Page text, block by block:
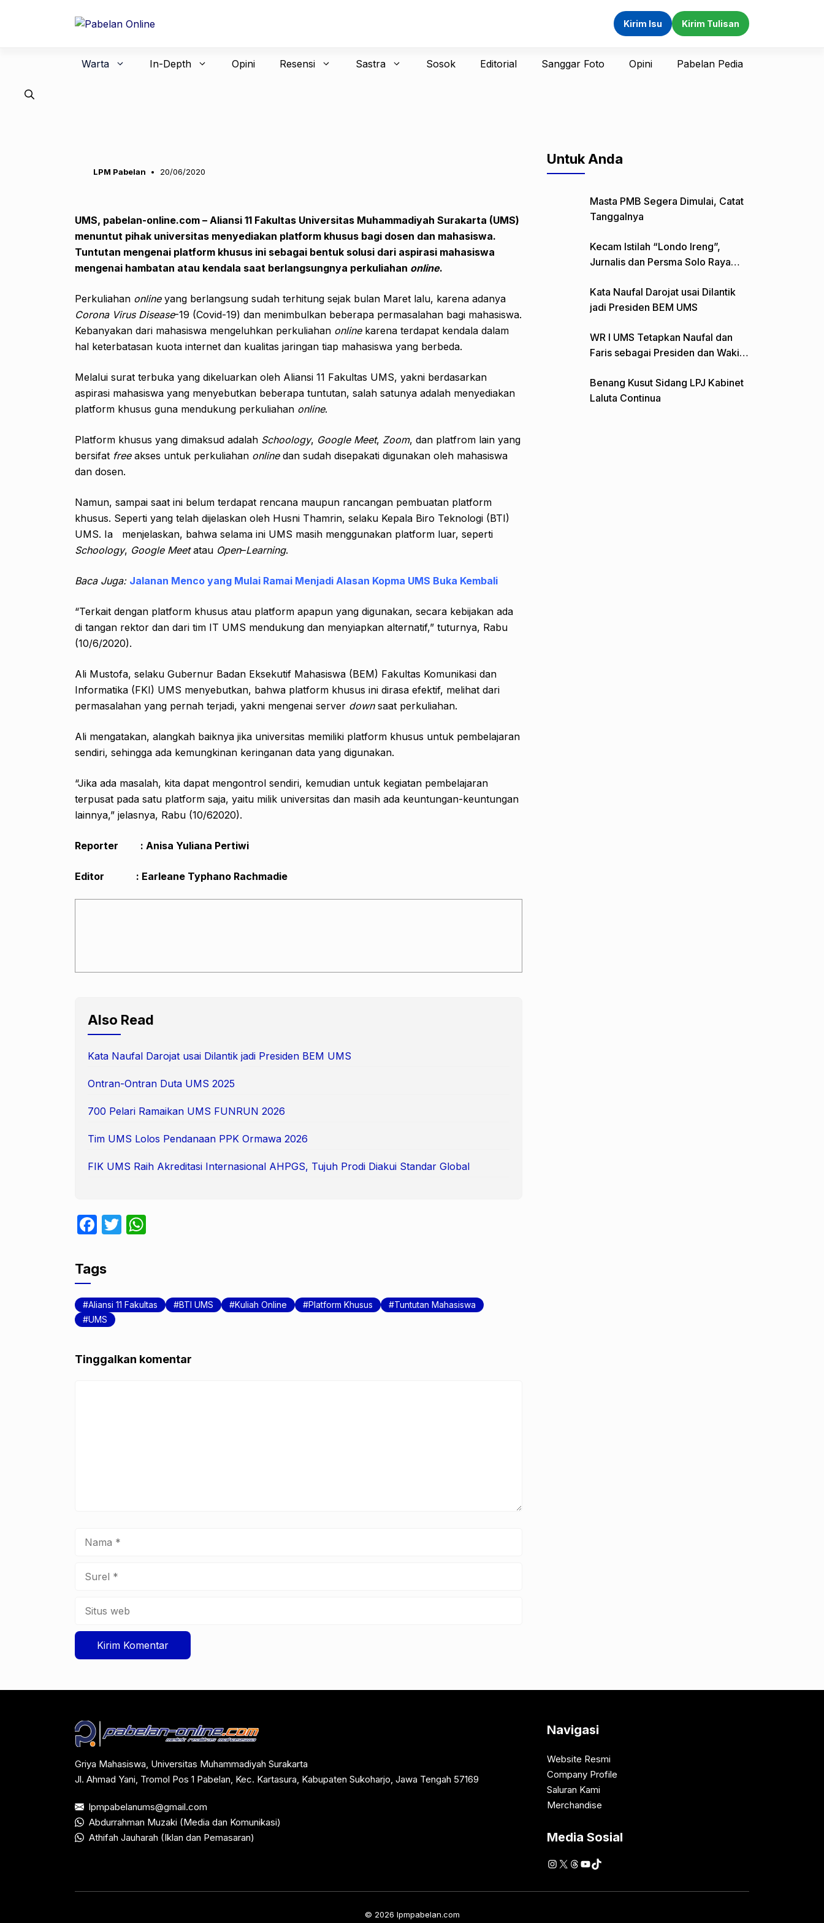
Kirim Isu Kirim Tulisan
Warta In-Depth Opini Resensi Sastra Sosok Editorial Sanggar Foto Opini Pabelan Pedia
LPM Pabelan 20/06/2020
UMS, pabelan-online.com – Aliansi 11 Fakultas Universitas Muhammadiyah Surakarta (UMS)
menuntut pihak universitas menyediakan platform khusus bagi dosen dan mahasiswa.
Tuntutan mengenai platform khusus ini sebagai bentuk solusi dari aspirasi mahasiswa
mengenai hambatan atau kendala saat berlangsungnya perkuliahan online.
Perkuliahan onlineyang berlangsung sudah terhitung sejak bulan Maret lalu, karena adanya
Corona Virus Disease-19 (Covid-19) dan menimbulkan beberapa permasalahan bagi mahasiswa.
Kebanyakan dari mahasiswa mengeluhkan perkuliahan onlinekarena terdapat kendala dalam
hal keterbatasan kuota internet dan kualitas jaringan tiap mahasiswa yang berbeda.
Melalui surat terbuka yang dikeluarkan oleh Aliansi 11 Fakultas UMS, yakni berdasarkan
aspirasi mahasiswa yang menyebutkan beberapa tuntutan, salah satunya adalah menyediakan
platform khusus guna mendukung perkuliahan online.
Platform khusus yang dimaksud adalah Schoology, Google Meet, Zoom, dan platfrom lain yang
bersifat freeakses untuk perkuliahan online dan sudah disepakati digunakan oleh mahasiswa
dan dosen.
Namun, sampai saat ini belum terdapat rencana maupun rancangan pembuatan platform
khusus. Seperti yang telah dijelaskan oleh Husni Thamrin, selaku Kepala Biro Teknologi (BTI)
UMS. Ia menjelaskan, bahwa selama ini UMS masih menggunakan platform luar, seperti
Schoology, Google Meetatau Open–Learning.
Baca Juga: Jalanan Menco yang Mulai Ramai Menjadi Alasan Kopma UMS Buka Kembali
“Terkait dengan platform khusus atau platform apapun yang digunakan, secara kebijakan ada
di tangan rektor dan dari tim IT UMS mendukung dan menyiapkan alternatif,” tuturnya, Rabu
(10/6/2020).
Ali Mustofa, selaku Gubernur Badan Eksekutif Mahasiswa (BEM) Fakultas Komunikasi dan
Informatika (FKI) UMS menyebutkan, bahwa platform khusus ini dirasa efektif, melihat dari
permasalahan yang pernah terjadi, yakni mengenai server downsaat perkuliahan.
Ali mengatakan, alangkah baiknya jika universitas memiliki platform khusus untuk pembelajaran
sendiri, sehingga ada kemungkinan keringanan data yang digunakan.
“Jika ada masalah, kita dapat mengontrol sendiri, kemudian untuk kegiatan pembelajaran
terpusat pada satu platform saja, yaitu milik universitas dan masih ada keuntungan-keuntungan
lainnya,” jelasnya, Rabu (10/62020).
Reporter : Anisa Yuliana Pertiwi
Editor : Earleane Typhano Rachmadie
Also Read
Kata Naufal Darojat usai Dilantik jadi Presiden BEM UMS
Ontran-Ontran Duta UMS 2025
700 Pelari Ramaikan UMS FUNRUN 2026
Tim UMS Lolos Pendanaan PPK Ormawa 2026
FIK UMS Raih Akreditasi Internasional AHPGS, Tujuh Prodi Diakui Standar Global
F
c
e
b
o
k
T
A
Tags
Aliansi 11 Fakultas BTI UMS Kuliah Online Platform Khusus
Tuntutan Mahasiswa
UMS
Tinggalkan komentar
Untuk Anda
Masta PMB Segera Dimulai, Catat
Tanggalnya
Kecam Istilah “Londo Ireng”,
Jurnalis dan Persma Solo Raya
Kata Naufal Darojat usai Dilantik
jadi Presiden BEM UMS
WR I UMS Tetapkan Naufal dan
Faris sebagai Presiden dan Wakil
Benang Kusut Sidang LPJ Kabinet
Laluta Continua
Griya Mahasiswa, Universitas Muhammadiyah Surakarta
Jl. Ahmad Yani, Tromol Pos 1 Pabelan, Kec. Kartasura, Kabupaten Sukoharjo, Jawa Tengah 57169
lpmpabelanums@gmail.com
Abdurrahman Muzaki (Media dan Komunikasi)
Athifah Jauharah (Iklan dan Pemasaran)
Navigasi
Website Resmi
Company Profile
Saluran Kami
Merchandise
Media Sosial
Instagram
X Threads
YouTube
TikTok
© 2026 lpmpabelan.com